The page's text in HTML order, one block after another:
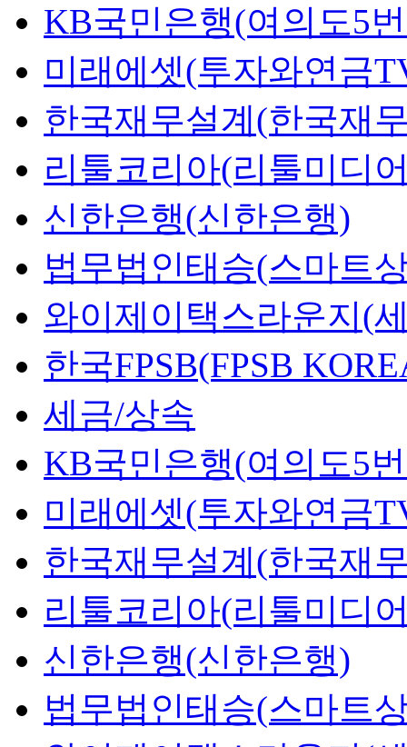
KB국민은행(여의도5
미래에셋(투자와연금
한국재무설계(한국재
리툴코리아(리툴미디
신한은행(신한은행)
법무법인태승(스마트
와이제이택스라운지(
한국FPSB(FPSB
세금/상속
KB국민은행(여의도5
미래에셋(투자와연금
한국재무설계(한국재
리툴코리아(리툴미디
신한은행(신한은행)
법무법인태승(스마트